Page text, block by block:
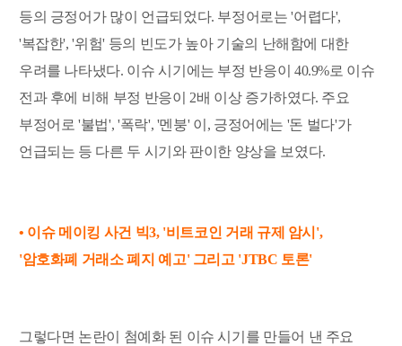
등의 긍정어가 많이 언급되었다. 부정어로는 '어렵다',
'복잡한', '위험' 등의 빈도가 높아 기술의 난해함에 대한
우려를 나타냈다. 이슈 시기에는 부정 반응이 40.9%로 이슈
전과 후에 비해 부정 반응이 2배 이상 증가하였다. 주요
부정어로 '불법', '폭락', '멘붕' 이, 긍정어에는 '돈 벌다'가
언급되는 등 다른 두 시기와 판이한 양상을 보였다.
• 이슈 메이킹 사건 빅3, '비트코인 거래 규제 암시',
'암호화폐 거래소 폐지 예고' 그리고 'JTBC 토론'
그렇다면 논란이 첨예화 된 이슈 시기를 만들어 낸 주요